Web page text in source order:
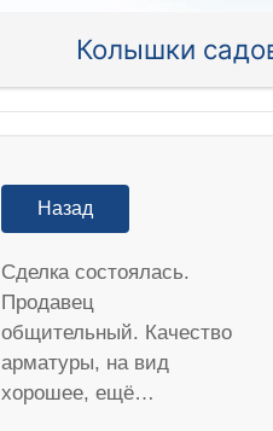
Колышки
Назад
Сделка состоялась.
Продавец
общительный. Качество
арматуры, на вид
хорошее, ещё…